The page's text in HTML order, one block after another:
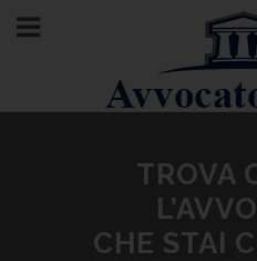
TROVA
CHE STAI